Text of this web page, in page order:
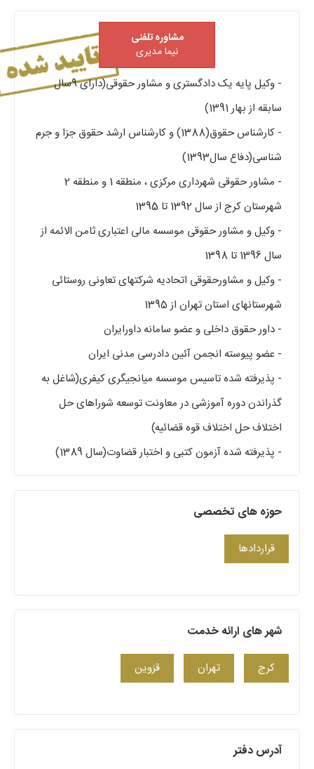
مشاوره تلفنی
نیما مدیری
- وکیل پایه یک دادگستری و مشاور حقوقی(دارای 9سال
سابقه از بهار 1391)
- کارشناس حقوق(1388) و کارشناس ارشد حقوق جزا و جرم
شناسی(دفاع سال1393)
- مشاور حقوقی شهرداری مرکزی ، منطقه 1 و منطقه 2
شهرستان کرج از سال 1392 تا 1395
- وکیل و مشاور حقوقی موسسه مالی اعتباری ثامن الائمه از
سال 1396 تا 1398
- وکیل و مشاورحقوقی اتحادیه شرکتهای تعاونی روستائی
شهرستانهای استان تهران از 1395
- داور حقوق داخلی و عضو سامانه داورایران
- عضو پیوسته انجمن آئین دادرسی مدنی ایران
- پذیرفته شده تاسیس موسسه میانجیگری کیفری(شاغل به
گذراندن دوره آموزشی در معاونت توسعه شوراهای حل
اختلاف حل اختلاف قوه قضائیه)
- پذیرفته شده آزمون کتبی و اختبار قضاوت(سال 1389)
حوزه های تخصصی
قراردادها
شهر های ارائه خدمت
کرج تهران قزوین
آدرس دفتر